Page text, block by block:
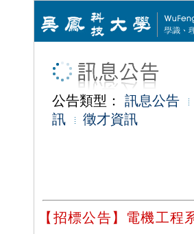
公告類型： 訊息公告
訊
徵才資訊
【招標公告】電機工